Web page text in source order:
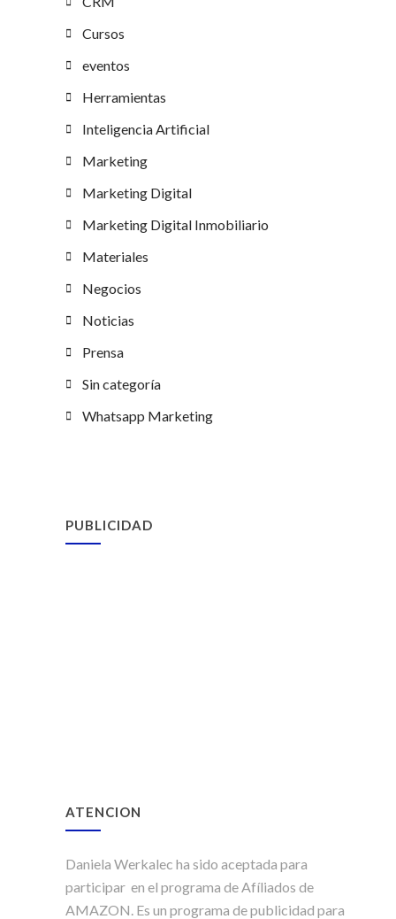
Cursos
eventos
Herramientas
Inteligencia Artificial
Marketing
Marketing Digital
Marketing Digital Inmobiliario
Materiales
Negocios
Noticias
Prensa
Sin categoría
Whatsapp Marketing
PUBLICIDAD
ATENCION
Daniela Werkalec ha sido aceptada para
participar en el programa de Afíliados de
AMAZON. Es un programa de publicidad para